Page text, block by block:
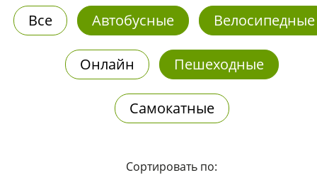
Все Автобусные Велосипедные
Онлайн Пешеходные
Самокатные
Сортировать по: